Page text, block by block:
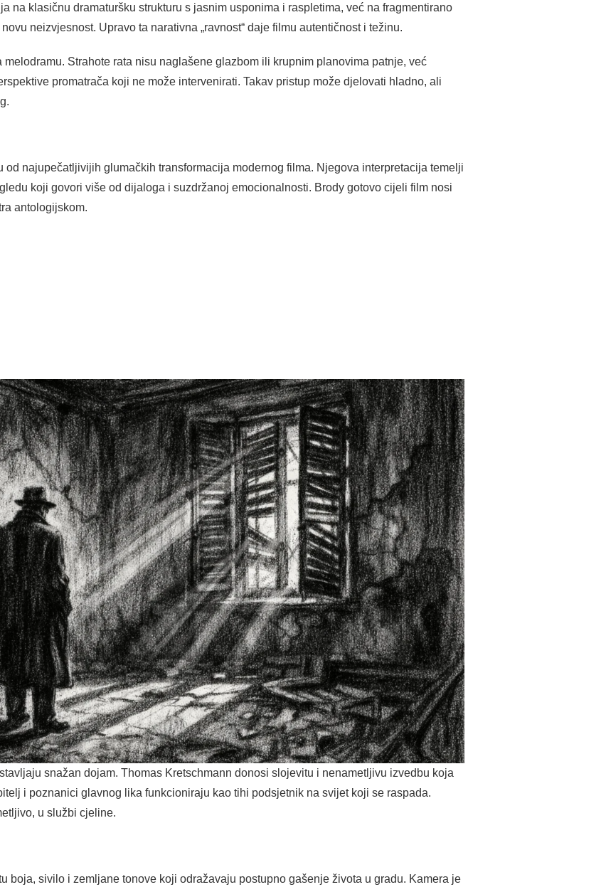
na klasičnu dramaturšku strukturu s jasnim usponima i raspletima, već na fragmentirano
neizvjesnost. Upravo ta narativna „ravnost“ daje filmu autentičnost i težinu.
melodramu. Strahote rata nisu naglašene glazbom ili krupnim planovima patnje, već
promatrača koji ne može intervenirati. Takav pristup može djelovati hladno, ali
najupečatljivijih glumačkih transformacija modernog filma. Njegova interpretacija temelji
koji govori više od dijaloga i suzdržanoj emocionalnosti. Brody gotovo cijeli film nosi
antologijskom.
snažan dojam. Thomas Kretschmann donosi slojevitu i nenametljivu izvedbu koja
i poznanici glavnog lika funkcioniraju kao tihi podsjetnik na svijet koji se raspada.
u službi cjeline.
boja, sivilo i zemljane tonove koji odražavaju postupno gašenje života u gradu. Kamera je